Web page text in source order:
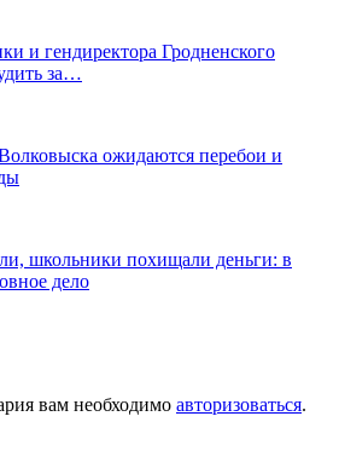
и гендиректора Гродненского
за…
ожидаются перебои и
школьники похищали деньги: в
дело
вам необходимо авторизоваться.